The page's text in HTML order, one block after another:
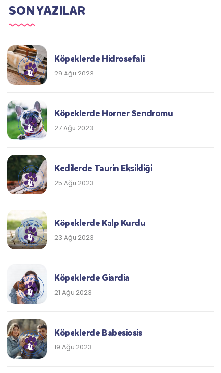
SON YAZILAR
Köpeklerde Hidrosefali
29 Ağu 2023
Köpeklerde Horner Sendromu
27 Ağu 2023
Kedilerde Taurin Eksikliği
25 Ağu 2023
Köpeklerde Kalp Kurdu
23 Ağu 2023
Köpeklerde Giardia
21 Ağu 2023
Köpeklerde Babesiosis
19 Ağu 2023